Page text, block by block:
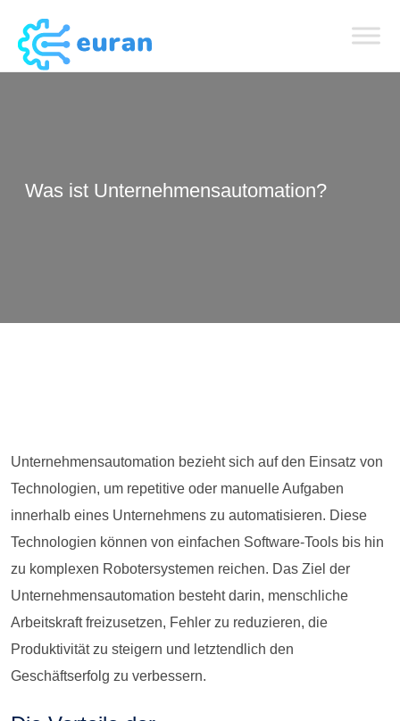
Was ist Unternehmensautomation?
Unternehmensautomation bezieht sich auf den Einsatz von
Technologien, um repetitive oder manuelle Aufgaben
innerhalb eines Unternehmens zu automatisieren. Diese
Technologien können von einfachen Software-Tools bis hin
zu komplexen Robotersystemen reichen. Das Ziel der
Unternehmensautomation besteht darin, menschliche
Arbeitskraft freizusetzen, Fehler zu reduzieren, die
Produktivität zu steigern und letztendlich den
Geschäftserfolg zu verbessern.